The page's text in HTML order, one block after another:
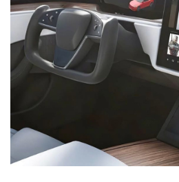
IT Times
生成式AI與雲端應用
Enterprise Digital Transformation